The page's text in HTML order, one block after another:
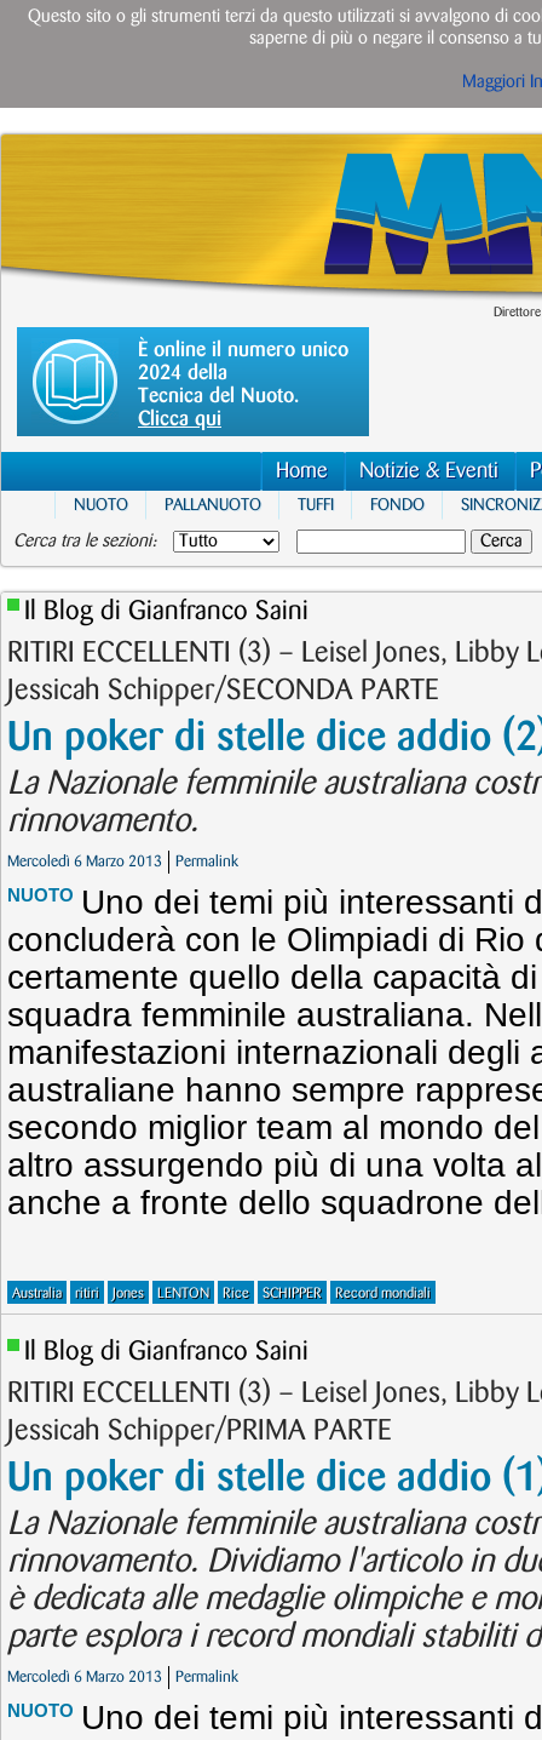
È online il numero unico
2024 della
Tecnica del Nuoto.
Clicca qui
Home Notizie & Eventi
NUOTO PALLANUOTO TUFFI FONDO
Cerca tra le sezioni:
Il Blog di Gianfranco Saini
RITIRI ECCELLENTI (3) – Leisel Jones, Libby
Jessicah Schipper/SECONDA PARTE
Un poker di stelle dice addio
La Nazionale femminile australiana
rinnovamento.
Mercoledì 6 Marzo 2013 Permalink
NUOTO Uno dei temi più interessanti
concluderà con le Olimpiadi di Rio
certamente quello della capacità
squadra femminile australiana.
manifestazioni internazionali degli
australiane hanno sempre
secondo miglior team al mondo
altro assurgendo più di una volta
anche a fronte dello squadrone
Australia ritiri Jones LENTON Rice SCHIPPER Record mondiali
Il Blog di Gianfranco Saini
RITIRI ECCELLENTI (3) – Leisel Jones, Libby
Jessicah Schipper/PRIMA PARTE
Un poker di stelle dice addio
La Nazionale femminile australiana
rinnovamento. Dividiamo l'articolo in
è dedicata alle medaglie olimpiche e
parte esplora i record mondiali stabiliti
Mercoledì 6 Marzo 2013 Permalink
NUOTO Uno dei temi più interessanti
Questo sito o gli strumenti terzi da questo utilizzati si avvalgono di
saperne di più o negare il consenso a
Maggiori